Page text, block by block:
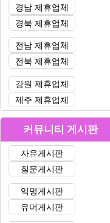
경남 제휴업체
경북 제휴업체
전남 제휴업체
전북 제휴업체
강원 제휴업체
제주 제휴업체
커뮤니티 게시판
자유게시판
질문게시판
익명게시판
유머게시판